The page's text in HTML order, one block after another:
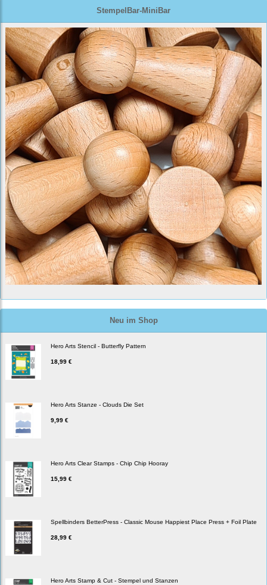
StempelBar-MiniBar
Neu im Shop
Hero Arts Stencil - Butterfly Pattern
18,99 €
Hero Arts Stanze - Clouds Die Set
9,99 €
Hero Arts Clear Stamps - Chip Chip Hooray
15,99 €
Spellbinders BetterPress - Classic Mouse Happiest Place Press + Foil Plate
28,99 €
Hero Arts Stamp & Cut - Stempel und Stanzen